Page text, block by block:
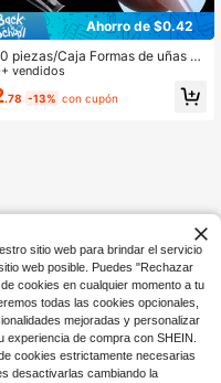
Ahorro de $0.42
piezas/Caja Formas de uñas du
Puntas de extensión de uñas fa
Uñas acrílicas falsas Molde de
rápida Puntas de uñas
vendidos
.78 -13% con cupón
sitio web para brindar el servicio
web posible. Puedes "Rechazar
cookies en cualquier momento a tu
todas las cookies opcionales,
mejoradas y personalizar
de compra con SHEIN.
cookies estrictamente necesarias
desactivarlas cambiando la